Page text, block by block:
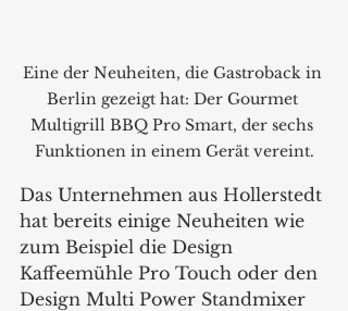
Eine der Neuheiten, die Gastroback in
Berlin gezeigt hat: Der Gourmet
Multigrill BBQ Pro Smart, der sechs
Funktionen in einem Gerät vereint.
Das Unternehmen aus Hollerstedt
hat bereits einige Neuheiten wie
zum Beispiel die Design
Kaffeemühle Pro Touch oder den
Design Multi Power Standmixer